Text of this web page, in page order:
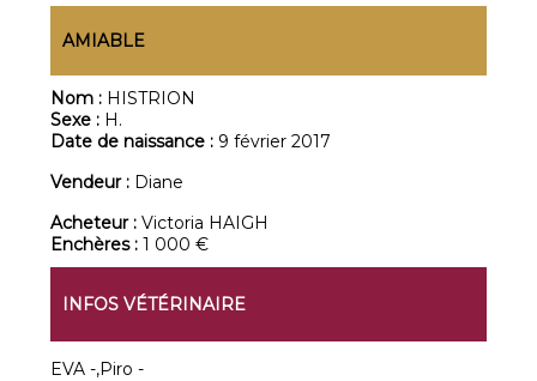
AMIABLE
Nom : HISTRION
Sexe : H.
Date de naissance : 9 février 2017
Vendeur : Diane
Acheteur :Victoria HAIGH
Enchères :1 000 €
INFOS VÉTÉRINAIRE
EVA -,Piro -